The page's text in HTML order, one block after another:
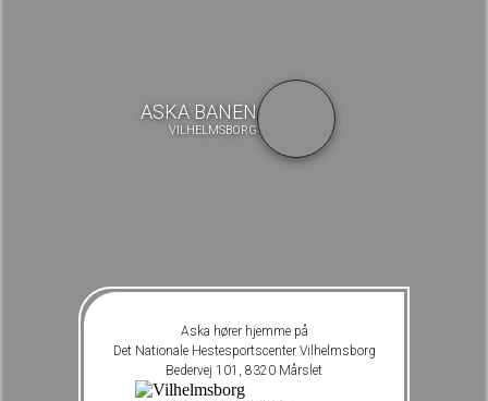
ASKA BANEN
VILHELMSBORG
Aska hører hjemme på
Det Nationale Hestesportscenter Vilhelmsborg
Bedervej 101, 8320 Mårslet